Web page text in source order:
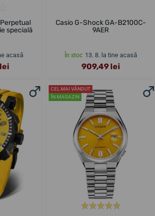
specială
acasă
Casio G-Shock GA-B2100C-
9AER
În stoc 13. 8. la tine acasă
909,49 lei
CEL MAI VÂNDUT
ÎN MAGAZIN